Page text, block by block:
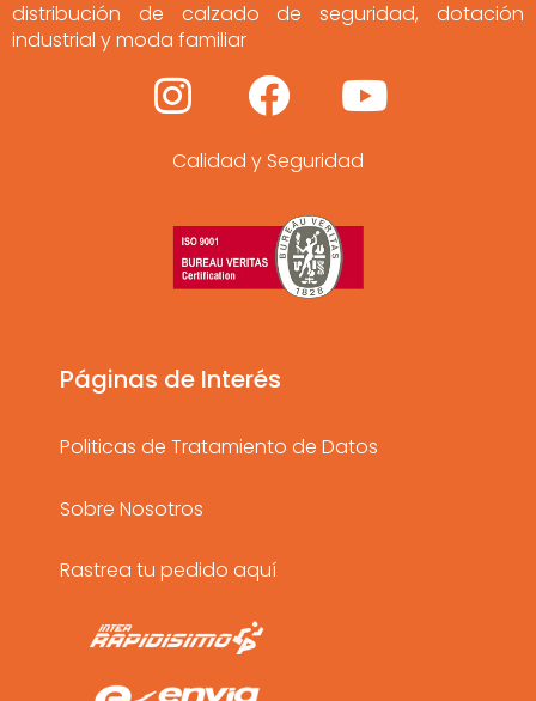
distribución de calzado de seguridad, dotación
industrial y moda familiar
I
n
s
t
a
g
a
m
F
a
c
e
b
o
k
Y
o
u
t
b
Calidad y Seguridad
Páginas de Interés
Politicas de Tratamiento de Datos
Sobre Nosotros
Rastrea tu pedido aquí